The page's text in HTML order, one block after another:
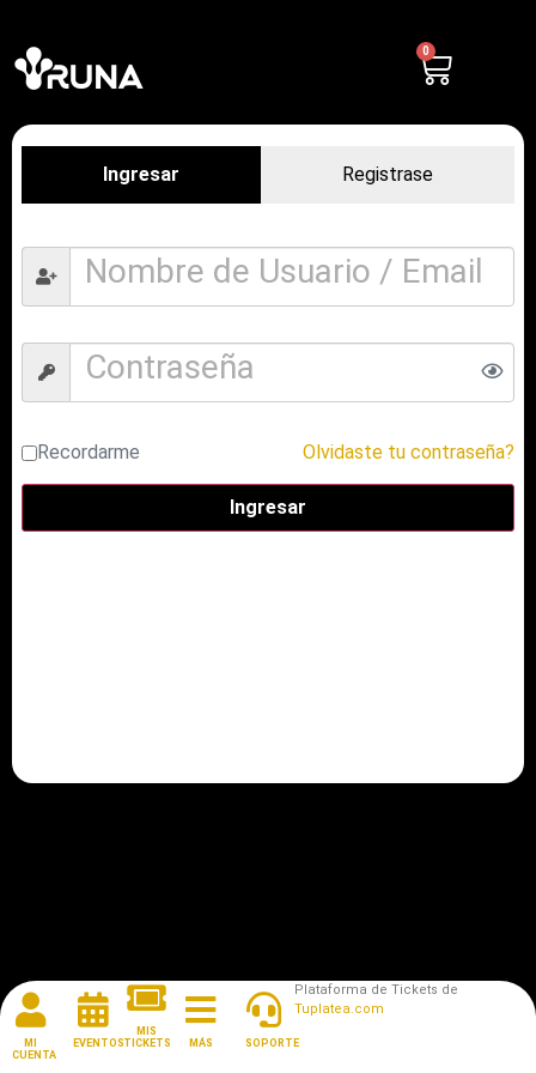
0
Ingresar Registrase
Recordarme Olvidaste tu contraseña?
Ingresar
MI
CUENTA
EVENTOS
MIS
TICKETS
MÁS SOPORTE
Plataforma de Tickets de
Tuplatea.com